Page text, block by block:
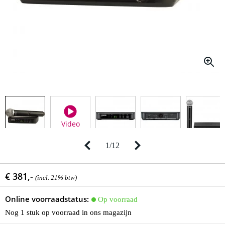
Video
1/12
€ 381,- (incl. 21% btw)
Online voorraadstatus:
Op voorraad
Nog 1 stuk op voorraad in ons magazijn